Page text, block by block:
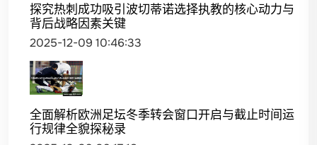
探究热刺成功吸引波切蒂诺选择执教的核心动力与
背后战略因素关键
2025-12-09 10:46:33
全面解析欧洲足坛冬季转会窗口开启与截止时间运
行规律全貌探秘录